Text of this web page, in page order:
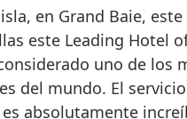
en Grand Baie,
este Leading Hotel
uno de los
del mundo. El
absolutamente